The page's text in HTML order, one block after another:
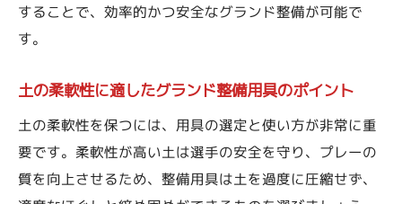
することで、効率的かつ安全なグランド整備が可能で
す。
土の柔軟性に適したグランド整備用具のポイント
土の柔軟性を保つには、用具の選定と使い方が非常に重
要です。柔軟性が高い土は選手の安全を守り、プレーの
質を向上させるため、整備用具は土を過度に圧縮せず、